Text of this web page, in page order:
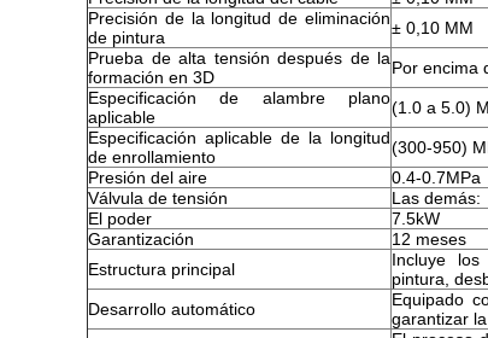
Precisión de la longitud de eliminación
de pintura
± 0,10 MM
Prueba de alta tensión después de la
formación en 3D
Por encima
Especificación de alambre plano
aplicable
(1.0 a 5.0)
Especificación aplicable de la longitud
de enrollamiento
(300-950)
Presión del aire
0.4-0.7MPa
Válvula de tensión
Las demás:
El poder
7.5kW
Garantización
12 meses
Estructura principal
Incluye los
pintura,
Desarrollo automático
Equipado
garantizar